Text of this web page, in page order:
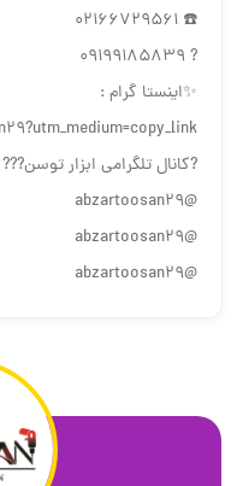
☎️ 02166729561
? 09199185839
✨اینستا گرام :
?كانال تلگرامي ابزار توسن???
@abzartoosan29
@abzartoosan29
@abzartoosan29